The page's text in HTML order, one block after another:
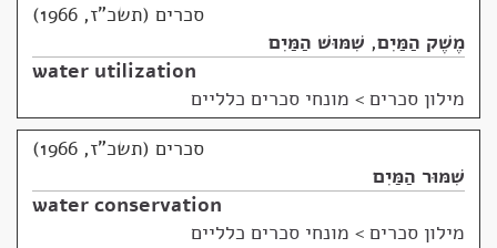
סכרים (תשכ"ז, 1966)
מֶשֶׁק הַמַּיִם, שִׁמּוּשׁ הַמַּיִם
water utilization
מילון סכרים > מונחי סכרים כלליים
סכרים (תשכ"ז, 1966)
שִׁמּוּר הַמַּיִם
water conservation
מילון סכרים > מונחי סכרים כלליים